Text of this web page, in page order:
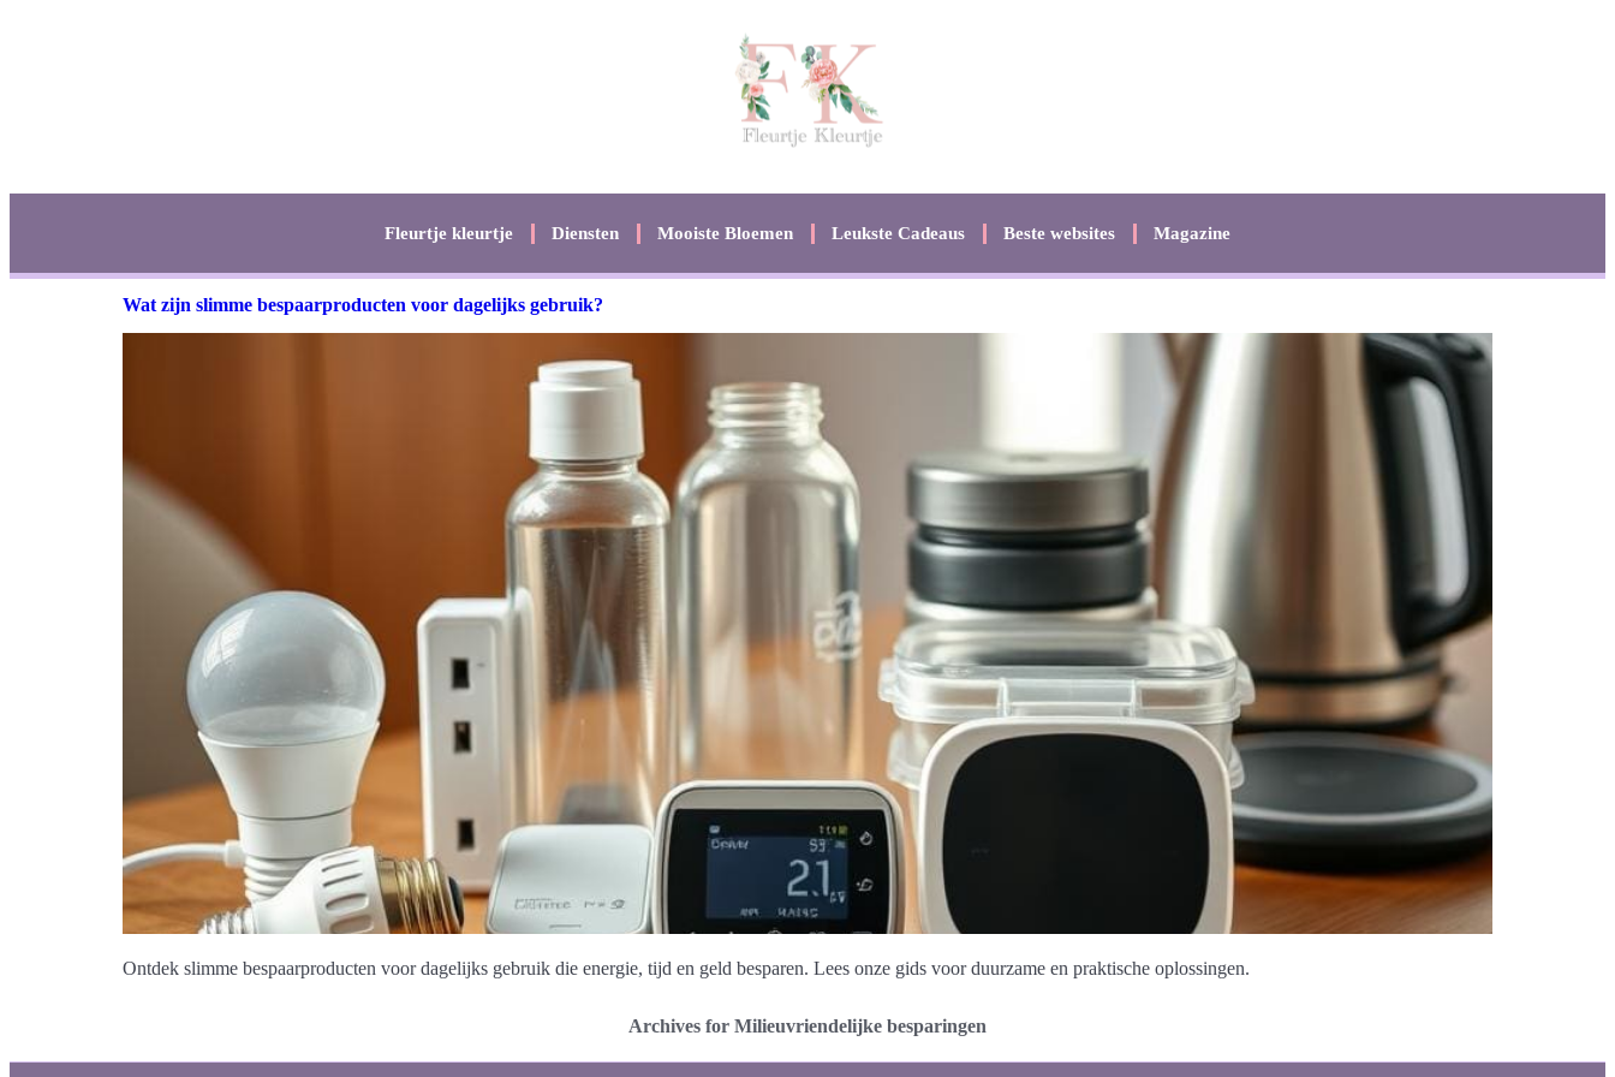
Fleurtje kleurtje Diensten Mooiste Bloemen Leukste Cadeaus Beste websites Magazine
Wat zijn slimme bespaarproducten voor dagelijks gebruik?
Ontdek slimme bespaarproducten voor dagelijks gebruik die energie, tijd en geld besparen. Lees onze gids voor duurzame en praktische oplossingen.
Archives for Milieuvriendelijke besparingen